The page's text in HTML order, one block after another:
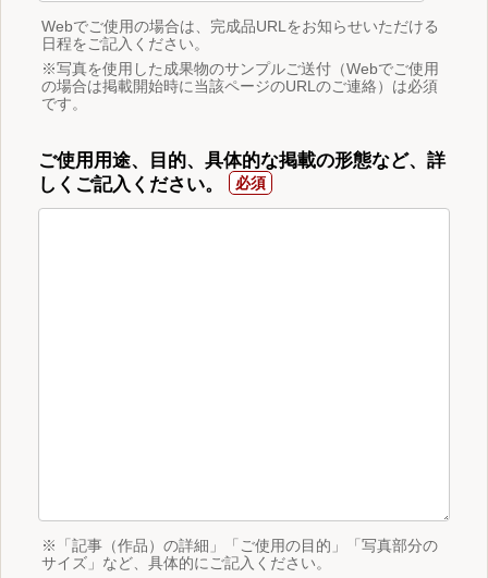
Webでご使用の場合は、完成品URLをお知らせいただける
日程をご記入ください。
※写真を使用した成果物のサンプルご送付（Webでご使用
の場合は掲載開始時に当該ページのURLのご連絡）は必須
です。
ご使用用途、目的、具体的な掲載の形態など、詳
しくご記入ください。
※「記事（作品）の詳細」「ご使用の目的」「写真部分の
サイズ」など、具体的にご記入ください。